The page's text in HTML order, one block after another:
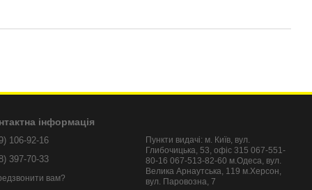
інформація
106-92-16
397-70-33
вам?
Пункти видачі: м. Київ, вул.
Глибочицька, 53, офіс 315 067-551-
80-16 067-513-82-60 м.Одеса, вул.
Велика Арнаутська, 119 м.Херсон,
вул. Паровозна, 7